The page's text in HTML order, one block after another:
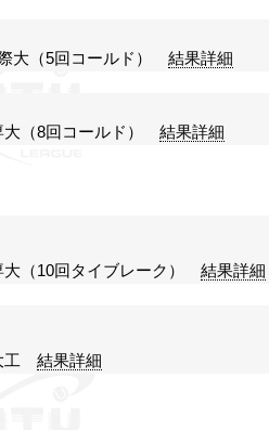
（5回コールド） 結果詳細
（8回コールド） 結果詳細
（10回タイブレーク） 結果詳細
工 結果詳細